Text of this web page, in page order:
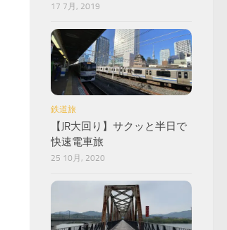
17 7月, 2019
鉄道旅
【JR大回り】サクッと半日で
快速電車旅
25 10月, 2020